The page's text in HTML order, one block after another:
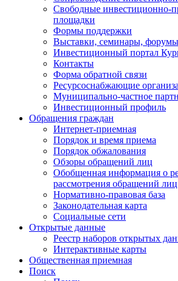
Свободные инвестиционно-
площадки
Формы поддержки
Выставки, семинары, форумы
Инвестиционный портал
Контакты
Форма обратной связи
Ресурсоснабжающие
Муниципально-частное
Инвестиционный профиль
Обращения граждан
Интернет-приемная
Порядок и время приема
Порядок обжалования
Обзоры обращений лиц
Обобщенная информация о
рассмотрения обращений
Нормативно-правовая база
Законодательная карта
Социальные сети
Открытые данные
Реестр наборов открытых
Интерактивные карты
Общественная приемная
Поиск